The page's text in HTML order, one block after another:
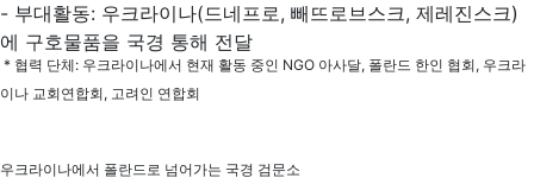
- 부대활동: 우크라이나(드네프로, 빼뜨로브스크, 제레진스크)
에 구호물품을 국경 통해 전달
* 협력 단체: 우크라이나에서 현재 활동 중인 NGO 아사달, 폴란드 한인 협회, 우크라
이나 교회연합회, 고려인 연합회
우크라이나에서 폴란드로 넘어가는 국경 검문소